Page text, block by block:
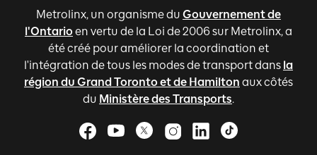
Metrolinx, un organisme du Gouvernement de
l'Ontario en vertu de la Loi de 2006 sur Metrolinx, a
été créé pour améliorer la coordination et
l'intégration de tous les modes de transport dans la
région du Grand Toronto et de Hamilton aux côtés
du Ministère des Transports.